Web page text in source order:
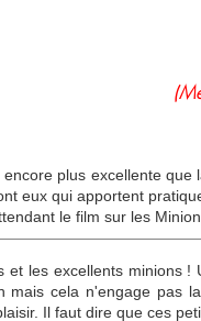
plus excellente
eux qui apportent
le film sur les
les excellents minions !
cela n'engage pas
Il faut dire que ces